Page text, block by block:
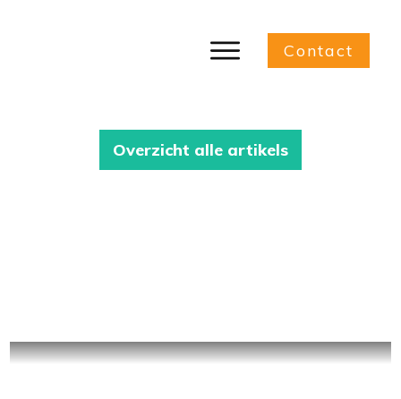
Contact
Overzicht alle artikels